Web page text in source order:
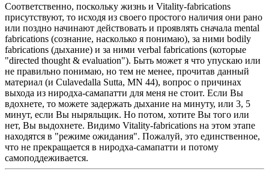
Соответственно, поскольку жизнь и Vitality-fabrications
присутствуют, то исходя из своего простого наличия они рано
или поздно начинают действовать и проявлять сначала mental
fabrications (сознание, насколько я понимаю), за ними bodily
fabrications (дыхание) и за ними verbal fabrications (которые
"directed thought & evaluation"). Быть может я что упускаю или
не правильно понимаю, но тем не менее, прочитав данный
материал (и Culavedalla Sutta, MN 44), вопрос о причинах
выхода из ниродха-самапатти для меня не стоит. Если Вы
вдохнете, то можете задержать дыхание на минуту, или 3, 5
минут, если Вы ныряльщик. Но потом, хотите Вы того или
нет, Вы выдохнете. Видимо Vitality-fabrications на этом этапе
находятся в "режиме ожидания". Пожалуй, это единственное,
что не прекращается в ниродха-самапатти и потому
самоподдеживается.